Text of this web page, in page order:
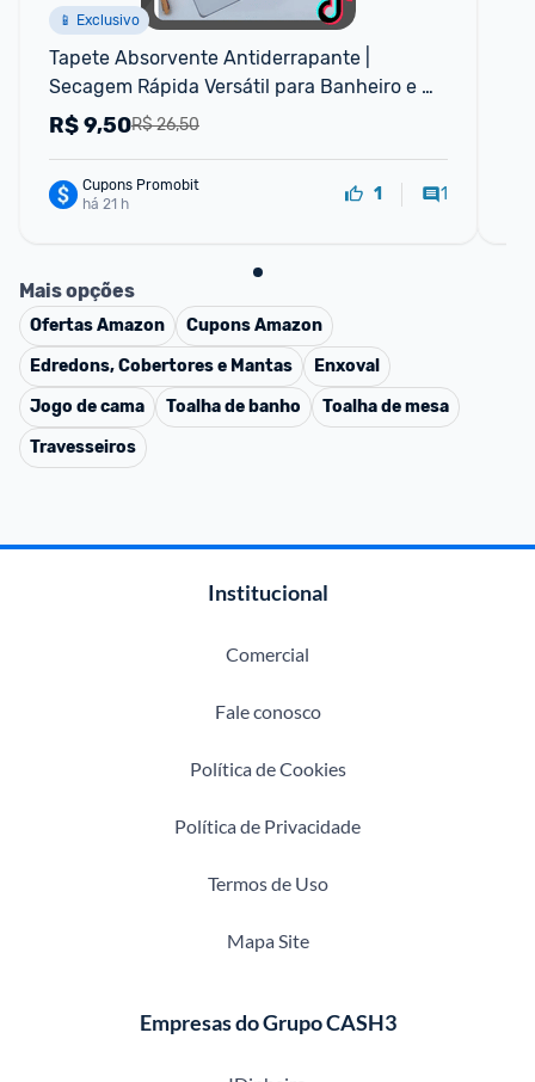
📱 Exclusivo
Tapete Absorvente Antiderrapante |
Secagem Rápida Versátil para Banheiro e
Ambiente de...
R$ 26,50
R$9,50
Cupons Promobit
há 21 h
1 1
Mais opções
OfertasAmazon CuponsAmazon
Edredons, Cobertores e Mantas
Enxoval
Jogo de cama
Toalha de banho
Toalha de mesa
Travesseiros
Institucional
Comercial
Fale conosco
Política de Cookies
Política de Privacidade
Termos de Uso
Mapa Site
Empresas do Grupo CASH3